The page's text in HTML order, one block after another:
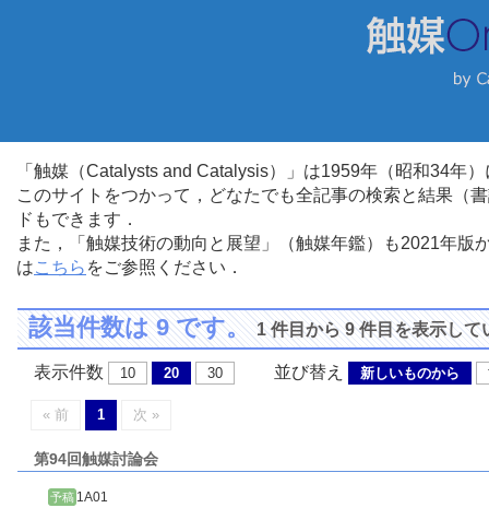
「触媒（Catalysts and Catalysis）」は1959年（昭和34年
このサイトをつかって，どなたでも全記事の検索と結果（
ドもできます．
また，「触媒技術の動向と展望」（触媒年鑑）も2021年
はこちら をご参照ください．
該当件数は 9 です。1 件目から 9 件目を表示して
表示件数 10 20 30 並び替え 新しいものから
« 前 1 次 »
第94回触媒討論会
予稿 1A01